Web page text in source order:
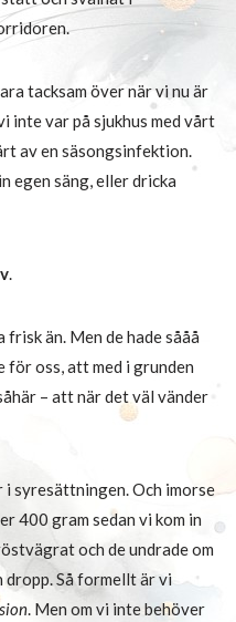
tacksam över när vi nu är
inte var på sjukhus med vårt
av en säsongsinfektion.
egen säng, eller dricka
.
än. Men de hade sååå
för oss, att med i grunden
– att när det väl vänder
syresättningen. Och imorse
400 gram sedan vi kom in
och de undrade om
dropp. Så formellt är vi
. Men om vi inte behöver